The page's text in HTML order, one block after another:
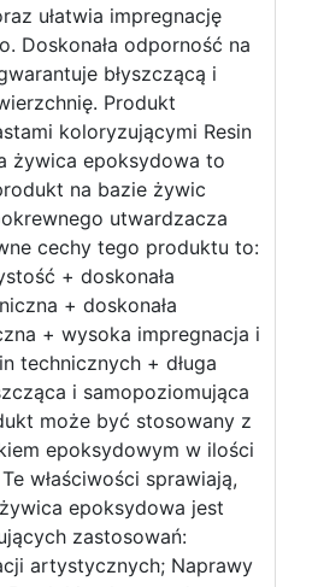
ułatwia impregnację
Doskonała odporność na
błyszczącą i
Produkt
koloryzującymi Resin
żywica epoksydowa to
na bazie żywic
utwardzacza
cechy tego produktu to:
+ doskonała
+ doskonała
+ wysoka impregnacja i
technicznych + długa
i samopoziomująca
może być stosowany z
epoksydowym w ilości
właściwości sprawiają,
epoksydowa jest
zastosowań:
artystycznych; Naprawy